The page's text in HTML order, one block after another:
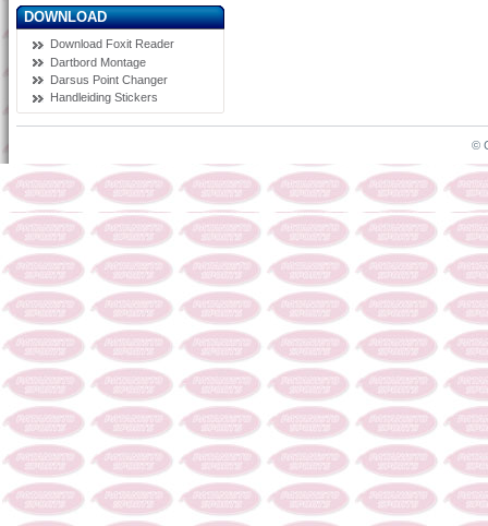
DOWNLOAD
Download Foxit Reader
Dartbord Montage
Darsus Point Changer
Handleiding Stickers
©